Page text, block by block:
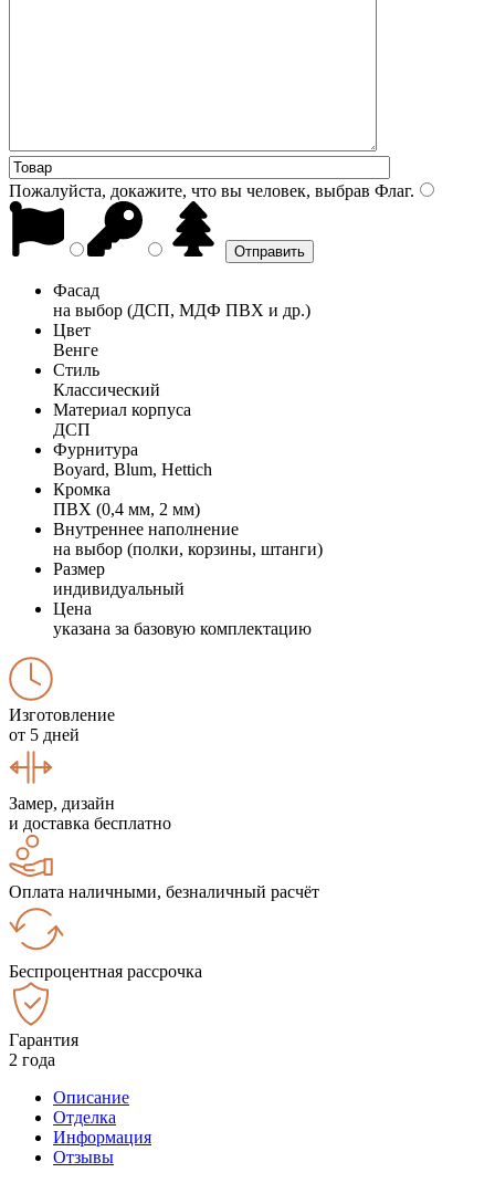
Пожалуйста, докажите, что вы человек, выбрав Флаг.
Фасад
на выбор (ДСП, МДФ ПВХ и др.)
Цвет
Венге
Стиль
Классический
Материал корпуса
ДСП
Фурнитура
Boyard, Blum, Hettich
Кромка
ПВХ (0,4 мм, 2 мм)
Внутреннее наполнение
на выбор (полки, корзины, штанги)
Размер
индивидуальный
Цена
указана за базовую комплектацию
Изготовление
от 5 дней
Замер, дизайн
и доставка бесплатно
Оплата наличными, безналичный расчёт
Беспроцентная рассрочка
Гарантия
2 года
Описание
Отделка
Информация
Отзывы